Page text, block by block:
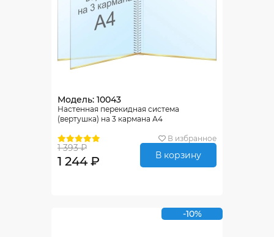
Модель: 10043
Настенная перекидная система
(вертушка) на 3 кармана А4
В избранное
1 393 ₽
1 244 ₽ В корзину
-10%